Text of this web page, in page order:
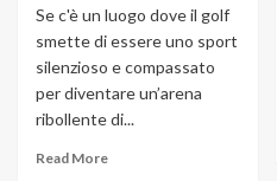
Se c'è un luogo dove il golf
smette di essere uno sport
silenzioso e compassato
per diventare un’arena
ribollente di...
Read More